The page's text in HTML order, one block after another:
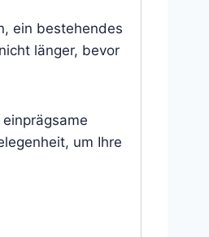
ein bestehendes
länger, bevor
um Ihre